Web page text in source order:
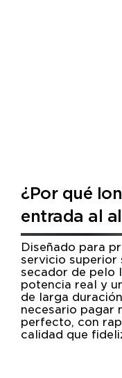
¿Por qué
entrada al
Diseñado para
servicio superior
secador de pelo
potencia real y
de larga
necesario pagar
perfecto, con
calidad que